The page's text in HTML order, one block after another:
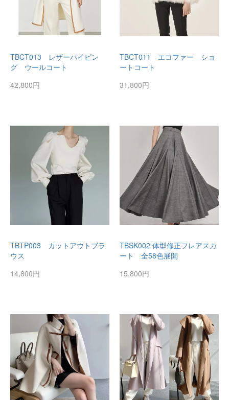
TBCT013 レザーパイピン
グ ウールコート
42,800円
TBCT011 エコファー ショ
ートコート
31,800円
TBTP003 カットアウトブラ
ウス
14,800円
TBSK002 体型修正フレアスカ
ート 全58色展開
15,800円